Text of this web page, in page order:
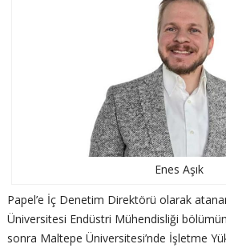
Enes Aşık
Papel’e İç Denetim Direktörü olarak
Üniversitesi Endüstri Mühendisliği
sonra Maltepe Üniversitesi’nde İşletme